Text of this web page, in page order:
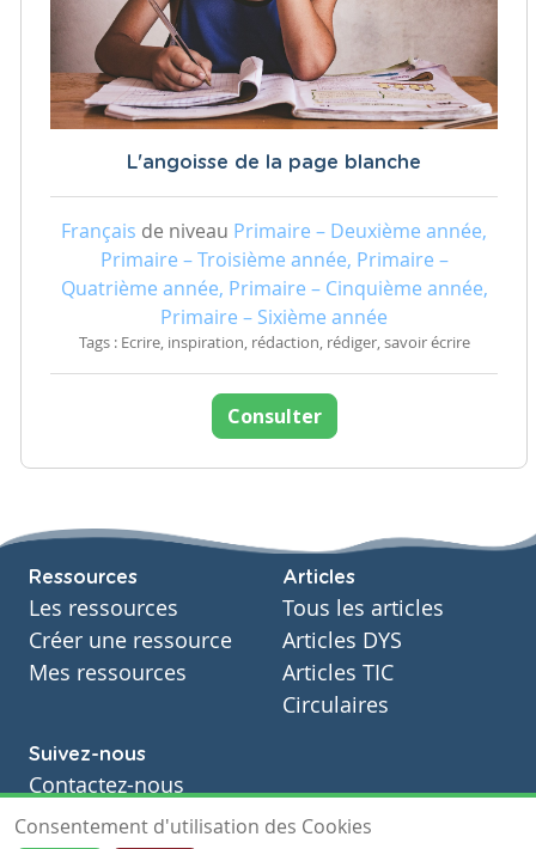
L'angoisse de la page blanche
Français de niveau Primaire – Deuxième année,
Primaire – Troisième année, Primaire –
Quatrième année, Primaire – Cinquième année,
Primaire – Sixième année
Tags : Ecrire, inspiration, rédaction, rédiger, savoir écrire
Consulter
Ressources
Les ressources
Créer une ressource
Mes ressources
Articles
Tous les articles
Articles DYS
Articles TIC
Circulaires
Suivez-nous
Contactez-nous
Soutien scolaire
Consentement d'utilisation des Cookies